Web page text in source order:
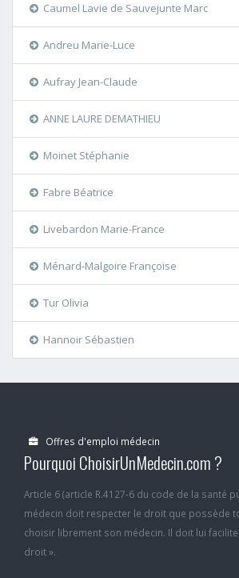
Caumel Lavie de Sauvejunte Marc
Andreu Marie-Luce
Aufray Jean-Claude
ANNE LAURE DEMATHIEU
Moinet Stéphanie
Fabre Béatrice
Livebardon Marie-France
Ménard-Malgoire Françoise
Tur Olivia
Hannoir Sébastien
Offres d'emploi médecin
Pourquoi ChoisirUnMedecin.com ?
Article 6 (article R.4127-6 du code de la santé
médecin doit respecter le droit que possède
choisir librement son médecin. Il doit lui
droit ».